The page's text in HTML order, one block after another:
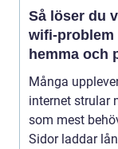
Så löser du
wifi-problem
hemma och
jobbet
Många
internet strular
som mest
Sidor laddar